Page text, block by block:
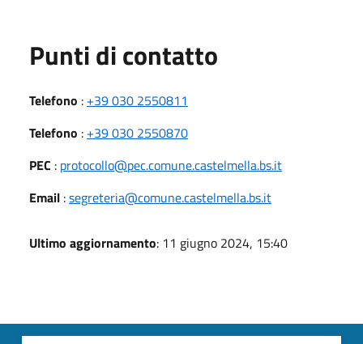
Punti di contatto
Telefono : +39 030 2550811
Telefono : +39 030 2550870
PEC : protocollo@pec.comune.castelmella.bs.it
Email :segreteria@comune.castelmella.bs.it
Ultimo aggiornamento: 11 giugno 2024, 15:40